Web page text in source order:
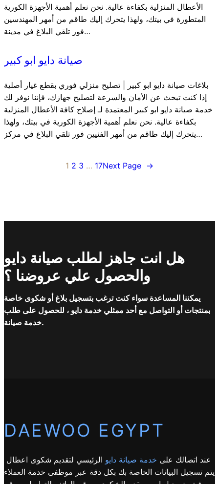
الأعطال المنزلية بكفاءة عالية. نحن نعلم أهمية الأجهزة الكورية
المتطورة في بيتك، ولهذا يتحرك إليك طاقم من أمهر المهندسين
فور تلقي البلاغ في مدينة…
صيانة دايو ابو كبير
بلاغات صيانة دايو ابو كبير | تصليح منزلي فوري بقطع غيار أصلية
إذا كنت تبحث عن الأمان والسرعة لتصليح جهازك، فإننا نوفر لك
خدمة صيانة دايو ابو كبير المعتمدة لـ إصلاح كافة الأعطال المنزلية
بكفاءة عالية. نحن نعلم أهمية الأجهزة الكورية في بيتك، ولهذا
يتحرك إليك طاقم من أمهر الفنيين فور تلقي البلاغ في مركز…
1 2 3 … 17Next Page →
هل انت جاهز لطلب صيانة دايو
والحصول علي عروضنا ؟
يمكننا المساعدة سواء كنت ترغب بتسجيل بلاغ أو شكوى خاصة
بمنتجات أو التواصل مع أحد ممثلي خدمة دايو ، للحصول على طلب
خدمة صيانة.
DAEWOO EGYPT
عند اتصالك على خدمة صيانة دايو الرئيسي لتقديم شكوى اعطال
يتم تسجيل البيانات الخاصة بك بكل دقة عبر موظفى خدمة العملاء